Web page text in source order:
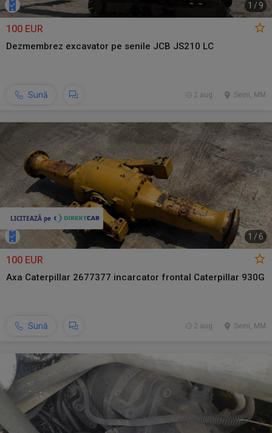
1 / 9
100 EUR
Dezmembrez excavator pe senile JCB JS210 LC
Sună Seini, MM
2 aug.
1 /6
100 EUR
Axa Caterpillar 2677377 incarcator frontal Caterpillar 930G
Sună Seini, MM
2 aug.